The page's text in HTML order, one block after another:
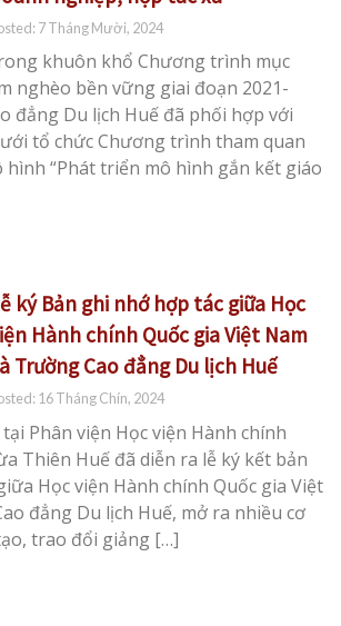
7 Tháng Mười, 2024
khuôn khổ Chương trình mục
nghèo bền vững giai đoạn 2021-
đẳng Du lịch Huế đã phối hợp với
tổ chức Chương trình tham quan
“Phát triển mô hình gắn kết giáo
ký Bản ghi nhớ hợp tác giữa Học
Hành chính Quốc gia Việt Nam
Trường Cao đẳng Du lịch Huế
16 Tháng Chín, 2024
Phân viện Học viện Hành chính
Thiên Huế đã diễn ra lễ ký kết bản
Học viện Hành chính Quốc gia Việt
đẳng Du lịch Huế, mở ra nhiều cơ
trao đổi giảng […]